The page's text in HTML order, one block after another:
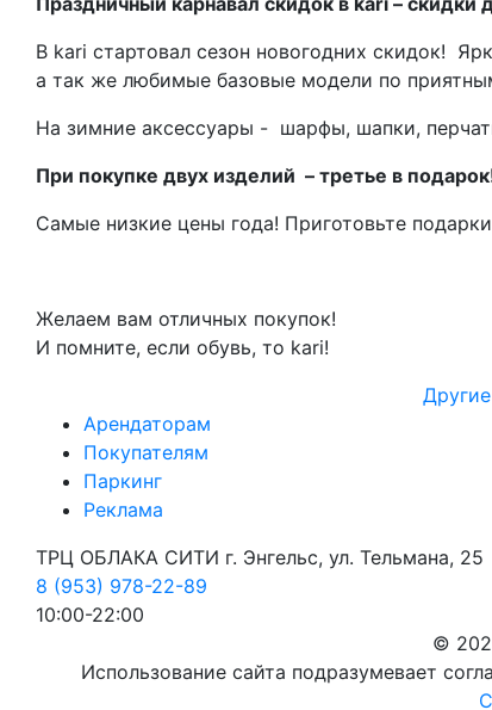
В kari стартовал сезон новогодних скидок!
а так же любимые базовые модели по
На зимние аксессуары - шарфы, шапки,
При покупке двух изделий – третье в
Самые низкие цены года! Приготовьте
Желаем вам отличных покупок!
И помните, если обувь, то kari!
Арендаторам
Покупателям
Паркинг
Реклама
ТРЦ ОБЛАКА СИТИ г. Энгельс, ул. Тельмана, 25
8 (953) 978-22-89
10:00-22:00
©
Использование сайта подразумевает